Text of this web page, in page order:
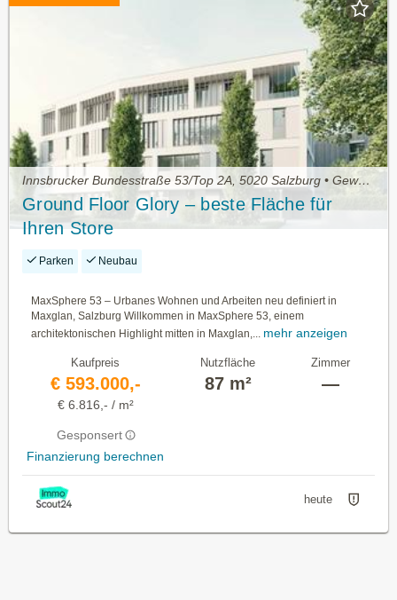
Innsbrucker Bundesstraße 53/Top 2A, 5020 Salzburg • Gewerbeimmobilie kaufen
Ground Floor Glory – beste Fläche für
Ihren Store
Parken Neubau
MaxSphere 53 – Urbanes Wohnen und Arbeiten neu definiert in
Maxglan, Salzburg Willkommen in MaxSphere 53, einem
architektonischen Highlight mitten in Maxglan,...
mehr anzeigen
Kaufpreis
€ 593.000,-
€ 6.816,- / m²
Gesponsert
Finanzierung berechnen
Nutzfläche
87 m²
Zimmer
—
heute